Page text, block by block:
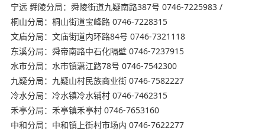
宁远 舜陵分局：舜陵街道九疑南路387号 0746-7225983 /
桐山分局：桐山街道宝峰路 0746-7228315
文庙分局：文庙街道内环路84号 0746-7321118
东溪分局：舜帝南路中石化隔壁 0746-7237915
水市分局：水市镇潇江路78号 0746-7542300
九疑分局：九疑山村民族商业街 0746-7582227
冷水分局：冷水镇冷水铺村 0746-7462315
禾亭分局：禾亭镇禾亭村 0746-7653160
中和分局：中和镇上街村市场内 0746-7622277